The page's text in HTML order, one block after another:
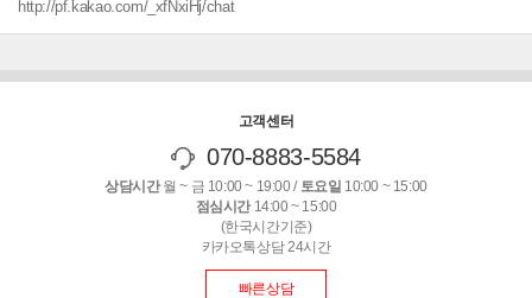
http://pf.kakao.com/_xfNxiHj/chat
고객센터
070-8883-5584
상담시간월 ~ 금 10:00 ~ 19:00 / 토요일 10:00 ~ 15:00
점심시간14:00 ~ 15:00
(한국시간기준)
카카오톡상담 24시간
빠른상담